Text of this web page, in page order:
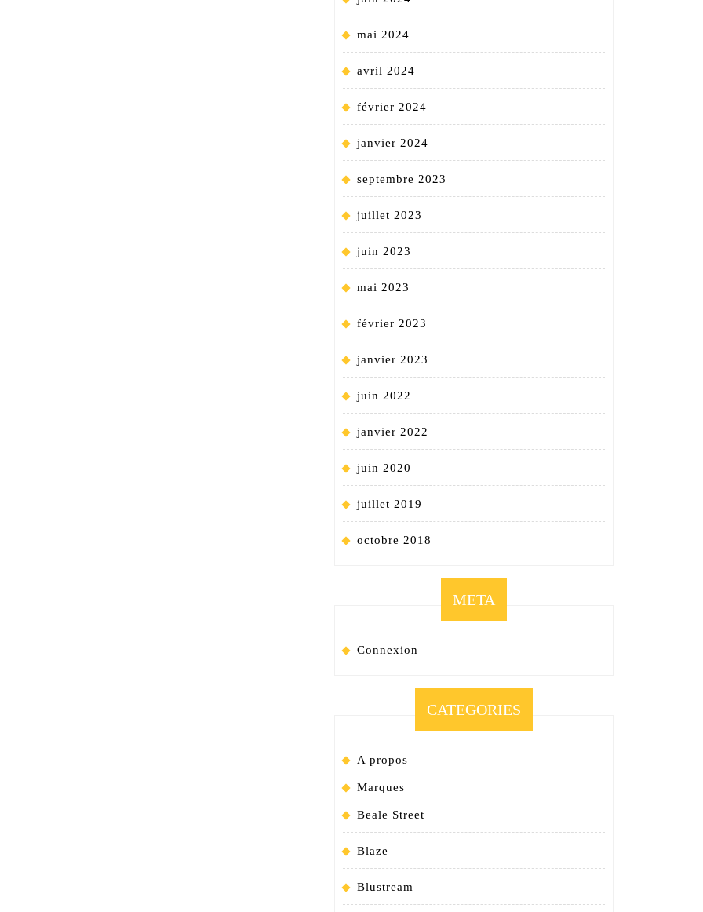
mai 2024
avril 2024
février 2024
janvier 2024
septembre 2023
juillet 2023
juin 2023
mai 2023
février 2023
janvier 2023
juin 2022
janvier 2022
juin 2020
juillet 2019
octobre 2018
META
Connexion
CATEGORIES
A propos
Marques
Beale Street
Blaze
Blustream